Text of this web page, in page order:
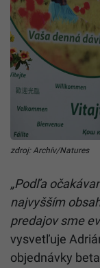
zdroj: Archív/Natures
„Podľa
najvyšším
predajov sme
vysvetľuje
objednávky